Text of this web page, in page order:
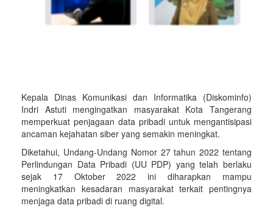
Kepala Dinas Komunikasi dan Informatika (Diskominfo)
Indri Astuti mengingatkan masyarakat Kota Tangerang
memperkuat penjagaan data pribadi untuk mengantisipasi
ancaman kejahatan siber yang semakin meningkat.
Diketahui, Undang-Undang Nomor 27 tahun 2022 tentang
Perlindungan Data Pribadi (UU PDP) yang telah berlaku
sejak 17 Oktober 2022 ini diharapkan mampu
meningkatkan kesadaran masyarakat terkait pentingnya
menjaga data pribadi di ruang digital.